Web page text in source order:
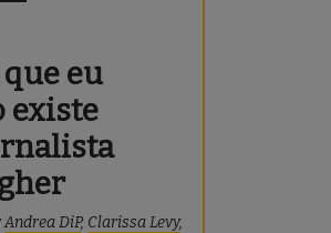
que eu
existe
Andrea DiP, Clarissa Levy,